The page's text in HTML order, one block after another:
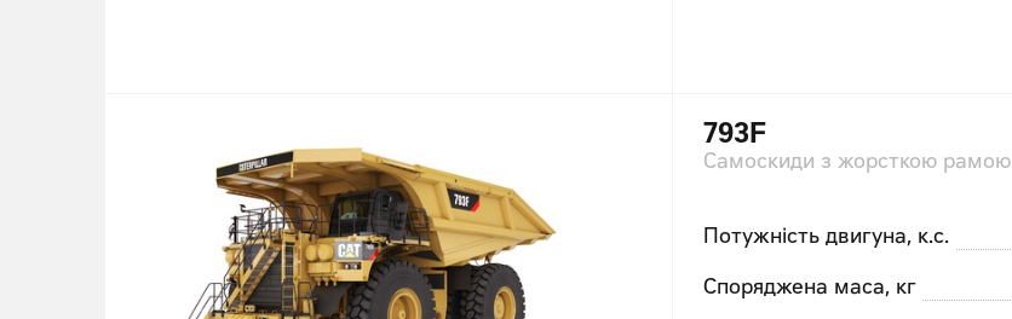
793F
Самоскиди з жорсткою рамою
Потужність двигуна, к.с.
Споряджена маса, кг